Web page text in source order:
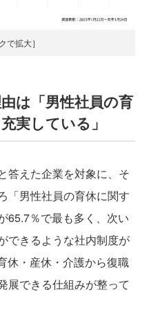
で拡大］
は「男性社員の育
実している」
答えた企業を対象に、そ
「男性社員の育休に関す
65.7％で最も多く、次い
できるような社内制度が
休・産休・介護から復職
展できる仕組みが整って